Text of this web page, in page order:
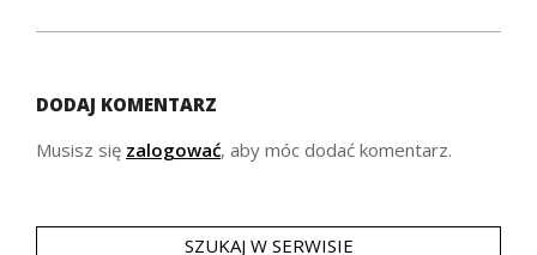
DODAJ KOMENTARZ
Musisz się zalogować, aby móc dodać komentarz.
SZUKAJ W SERWISIE